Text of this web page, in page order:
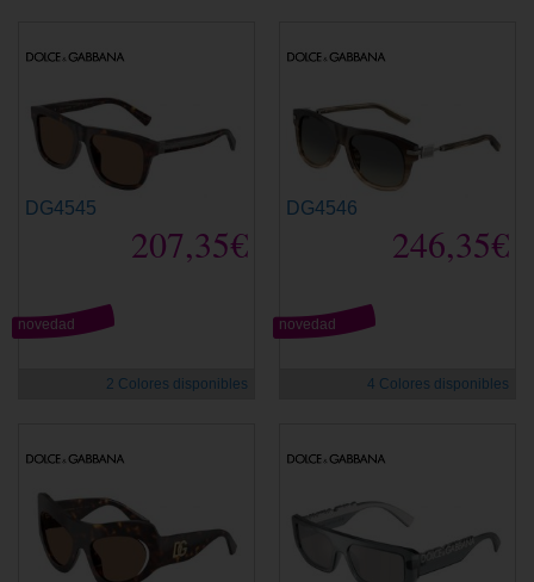
DG4545
207,35€
novedad
2 Colores disponibles
DG4546
246,35€
novedad
4 Colores disponibles